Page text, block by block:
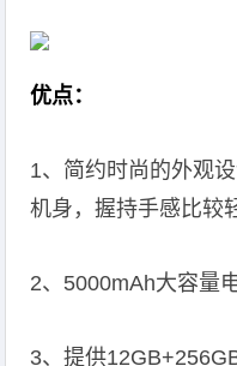
优点：
1、简约时尚的外观
机身，握持手感比较
2、5000mAh大容量
3、提供